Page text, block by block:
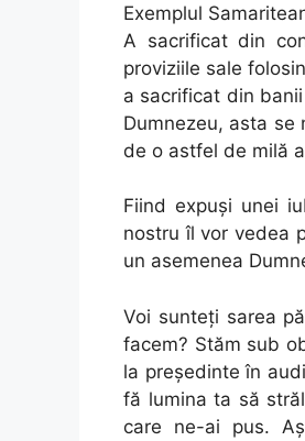
Exemplul
A sacrificat din
proviziile sale
a sacrificat din
Dumnezeu, asta se
de o astfel de milă
Fiind expuşi unei
nostru îl vor vedea
un asemenea
Voi sunteţi sarea
facem? Stăm sub
la preşedinte în
fă lumina ta să
care ne-ai pus.